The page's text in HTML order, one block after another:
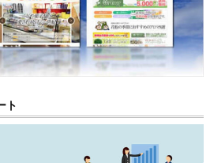
ト